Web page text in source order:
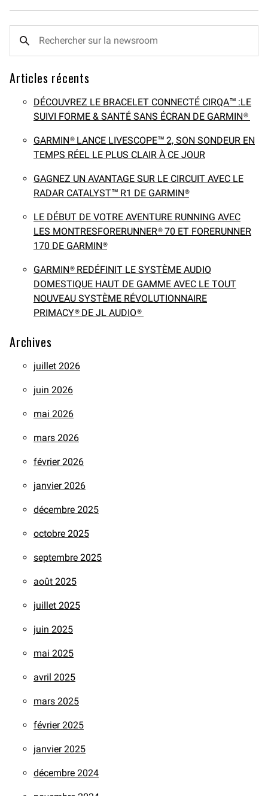
Articles récents
DÉCOUVREZ LE BRACELET CONNECTÉ CIRQA™ :LE
SUIVI FORME & SANTÉ SANS ÉCRAN DE GARMIN®
GARMIN® LANCE LIVESCOPE™ 2, SON SONDEUR EN
TEMPS RÉEL LE PLUS CLAIR À CE JOUR
GAGNEZ UN AVANTAGE SUR LE CIRCUIT AVEC LE
RADAR CATALYST™ R1 DE GARMIN®
LE DÉBUT DE VOTRE AVENTURE RUNNING AVEC
LES MONTRESFORERUNNER® 70 ET FORERUNNER
170 DE GARMIN®
GARMIN® REDÉFINIT LE SYSTÈME AUDIO
DOMESTIQUE HAUT DE GAMME AVEC LE TOUT
NOUVEAU SYSTÈME RÉVOLUTIONNAIRE
PRIMACY® DE JL AUDIO®
Archives
juillet 2026
juin 2026
mai 2026
mars 2026
février 2026
janvier 2026
décembre 2025
octobre 2025
septembre 2025
août 2025
juillet 2025
juin 2025
mai 2025
avril 2025
mars 2025
février 2025
janvier 2025
décembre 2024